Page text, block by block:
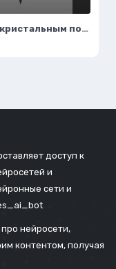
Изысканная иллюстрация: жрица с кристальным посохом и волшебным светом. Нейронная сеть Flux.1
доступ к
и
сети и
нейросети,
контентом, получая